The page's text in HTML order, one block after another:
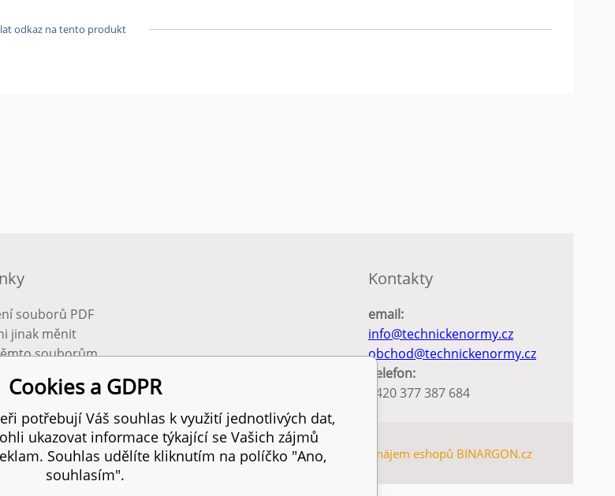
odkaz na tento produkt
souborů PDF
jinak měnit
souborům.
Kontakty
email:
info@technickenormy.cz
obchod@technickenormy.cz
Telefon:
+420 377 387 684
SITEMAP Tvorba a pronájem eshopů BINARGON.cz
Cookies a GDPR
potřebují Váš souhlas k využití jednotlivých dat,
ukazovat informace týkající se Vašich zájmů
Souhlas udělíte kliknutím na políčko "Ano,
souhlasím".